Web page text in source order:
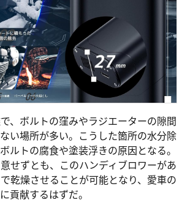
、ボルトの窪みやラジエーターの隙間
い場所が多い。こうした箇所の水分除
ルトの腐食や塗装浮きの原因となる。
せずとも、このハンディブロワーがあ
乾燥させることが可能となり、愛車の
貢献するはずだ。